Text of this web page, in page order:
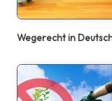
Wegerecht in